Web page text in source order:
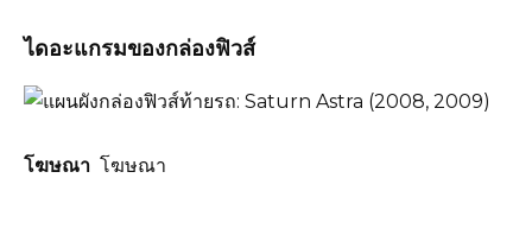
ไดอะแกรมของกล่องฟิวส์
โฆษณา โฆษณา